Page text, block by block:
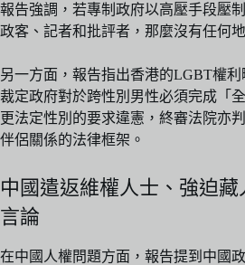
報告強調，若專制政府以高壓手段壓
政客、記者和批評者，那麼沒有任何
另一方面，報告指出香港的LGBT權
裁定政府對於跨性別男性必須完成「
更法定性別的要求違憲，終審法院亦
伴侶關係的法律框架。
中國遣返維權人士、強迫
言論
在中國人權問題方面，報告提到中國